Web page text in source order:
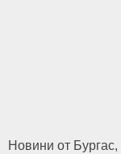
Новини от Бургас,